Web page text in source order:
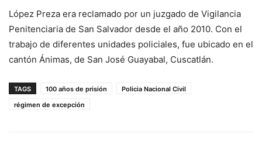
López Preza era reclamado por un juzgado de Vigilancia
Penitenciaria de San Salvador desde el año 2010. Con el
trabajo de diferentes unidades policiales, fue ubicado en el
cantón Ánimas, de San José Guayabal, Cuscatlán.
TAGS 100 años de prisión
Policia Nacional Civil
régimen de excepción